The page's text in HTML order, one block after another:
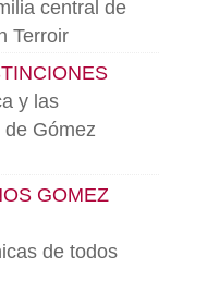
central de
Terroir
y las
Gómez
GOMEZ
de todos